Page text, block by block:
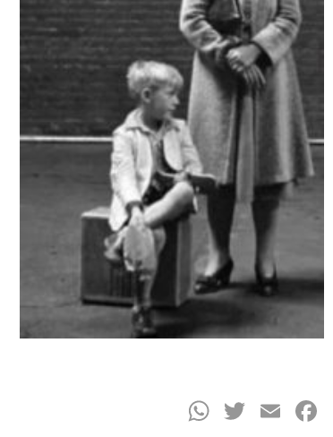
Facebook
Email
Twitter